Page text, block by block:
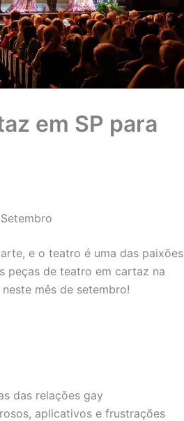
em SP para
e o teatro é uma das paixões
peças de teatro em cartaz na
mês de setembro!
das relações gay
aplicativos e frustrações